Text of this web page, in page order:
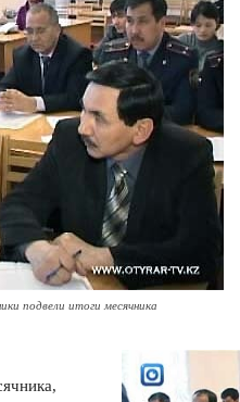
подвели итоги месячника